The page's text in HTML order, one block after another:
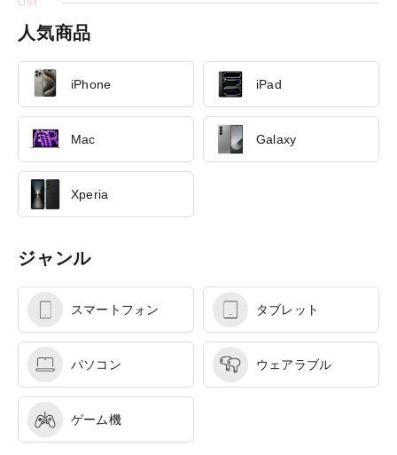
人気商品
iPhone iPad
Mac Galaxy
Xperia
ジャンル
スマートフォン タブレット
パソコン ウェアラブル
ゲーム機